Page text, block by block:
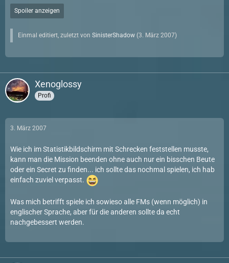
Spoiler anzeigen
Einmal editiert, zuletzt von SinisterShadow (3. März 2007)
Xenoglossy
Profi
3. März 2007
Wie ich im Statistikbildschirm mit Schrecken feststellen musste,
kann man die Mission beenden ohne auch nur ein bisschen Beute
oder ein Secret zu finden... ich sollte das nochmal spielen, ich hab
einfach zuviel verpasst.
Was mich betrifft spiele ich sowieso alle FMs (wenn möglich) in
englischer Sprache, aber für die anderen sollte da echt
nachgebessert werden.